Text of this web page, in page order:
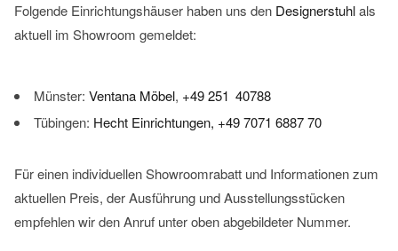
Folgende Einrichtungshäuser haben uns den Designerstuhlals
aktuell im Showroom gemeldet:
Münster: Ventana Möbel, +49 251 40788
Tübingen: Hecht Einrichtungen, +49 7071 6887 70
Für einen individuellen Showroomrabatt und Informationen zum
aktuellen Preis, der Ausführung und Ausstellungsstücken
empfehlen wir den Anruf unter oben abgebildeter Nummer.